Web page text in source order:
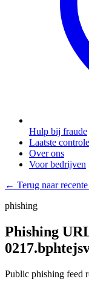
Hulp bij fraude
Laatste
Over ons
Voor bedrijven
← Terug naar recente
phishing
Phishing
Public phishing feed